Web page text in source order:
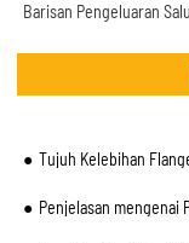
Barisan Pengeluaran
Tujuh Kelebihan
Penjelasan mengenai